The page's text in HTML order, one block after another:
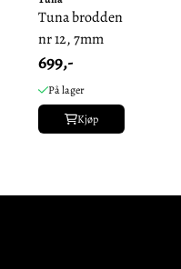
Tuna brodden
nr 12, 7mm
699,-
På lager
Kjøp